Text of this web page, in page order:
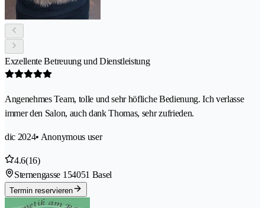
Exzellente Betreuung und Dienstleistung
Angenehmes Team, tolle und sehr höfliche Bedienung. Ich verlasse
immer den Salon, auch dank Thomas, sehr zufrieden.
dic 2024• Anonymous user
4.6(16)
Sternengasse 154051 Basel
Termin reservieren